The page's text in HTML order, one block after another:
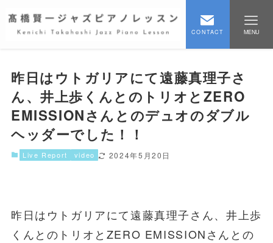
CONTACT MENU
昨日はウトガリアにて遠藤真理子さ
ん、井上歩くんとのトリオとZERO
EMISSIONさんとのデュオのダブル
ヘッダーでした！！
Live Report video 2024年5月20日
昨日はウトガリアにて遠藤真理子さん、井上歩
くんとのトリオとZERO EMISSIONさんとの